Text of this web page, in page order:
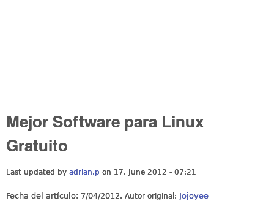
Mejor Software para Linux
Gratuito
Last updated by adrian.p on 17. June 2012 - 07:21
Fecha del artículo: 7/04/2012. Autor original: Jojoyee